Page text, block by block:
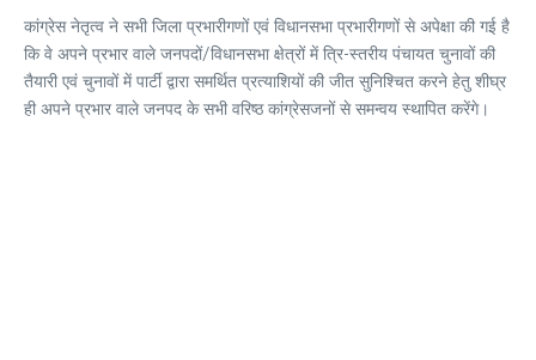
कांग्रेस नेतृत्व ने सभी जिला प्रभारीगणों एवं विधानसभा प्रभारीगणों से अपेक्षा की गई है
कि वे अपने प्रभार वाले जनपदों/विधानसभा क्षेत्रों में त्रि-स्तरीय पंचायत चुनावों की
तैयारी एवं चुनावों में पार्टी द्वारा समर्थित प्रत्याशियों की जीत सुनिश्चित करने हेतु शीघ्र
ही अपने प्रभार वाले जनपद के सभी वरिष्ठ कांग्रेसजनों से समन्वय स्थापित करेंगे।